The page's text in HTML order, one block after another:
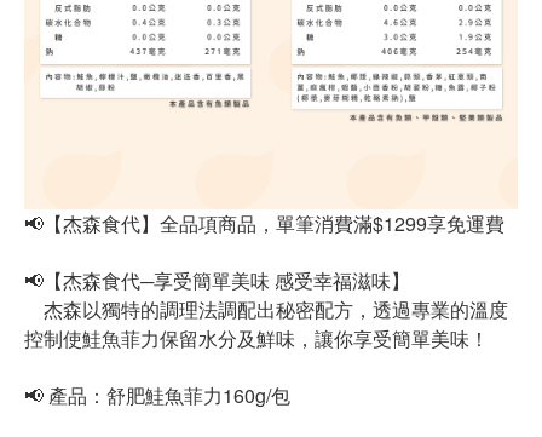
📢【杰森食代】全品項商品，單筆消費滿$1299享免運費
📢【杰森食代─享受簡單美味 感受幸福滋味】
杰森以獨特的調理法調配出秘密配方，透過專業的溫度
控制使鮭魚菲力保留水分及鮮味，讓你享受簡單美味！
📢 產品：舒肥鮭魚菲力160g/包